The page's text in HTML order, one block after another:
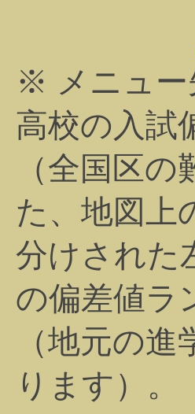
※ メニュー
高校の入試
（全国区
た、地図上
分けされた
の偏差値ラ
（地元の
ります）。